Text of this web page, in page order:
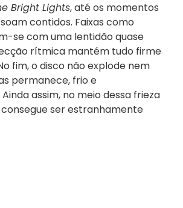
Bright Lights, até os momentos
contidos. Faixas como
se com uma lentidão quase
rítmica mantém tudo firme
fim, o disco não explode nem
permanece, frio e
assim, no meio dessa frieza
ser estranhamente